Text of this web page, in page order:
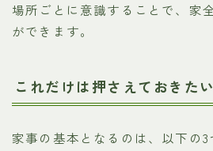
場所ごとに意識することで、家
ができます。
これだけは押さえておきた
家事の基本となるのは、以下の3